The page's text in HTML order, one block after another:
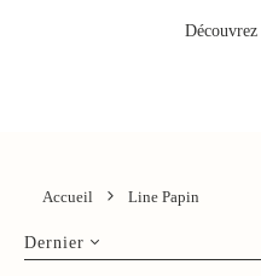
Découvrez
Accueil Line Papin
Dernier